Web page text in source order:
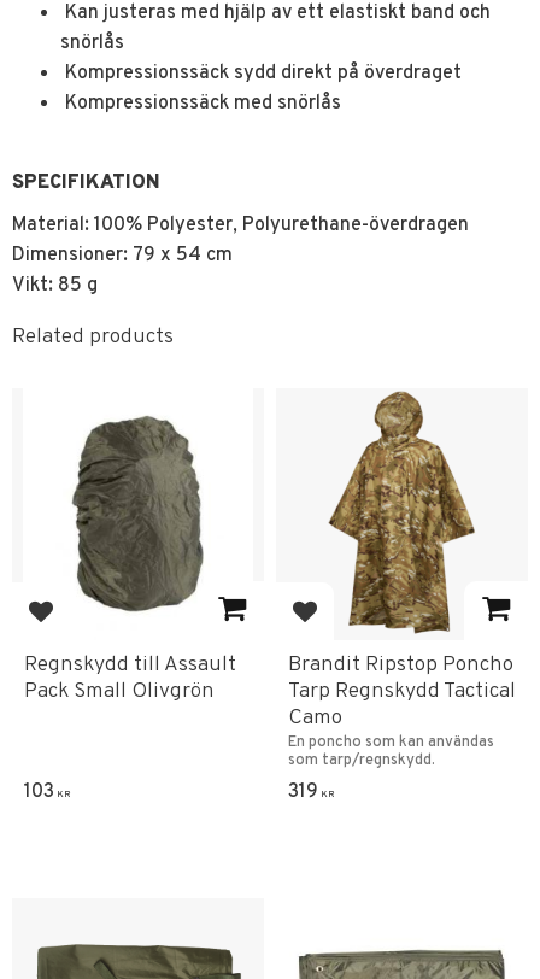
Kan justeras med hjälp av ett elastiskt band och
snörlås
Kompressionssäck sydd direkt på överdraget
Kompressionssäck med snörlås
SPECIFIKATION
Material: 100% Polyester, Polyurethane-överdragen
Dimensioner: 79 x 54 cm
Vikt: 85 g
Related products
Add to favorites
Regnskydd till Assault
Pack Small Olivgrön
103 KR
Add to favorites
Brandit Ripstop Poncho
Tarp Regnskydd Tactical
Camo
En poncho som kan användas
som tarp/regnskydd.
319 KR